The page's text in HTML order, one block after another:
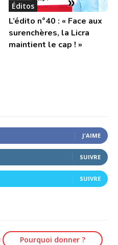
Éditos
L’édito n°40 : « Face aux
surenchères, la Licra
maintient le cap ! »
J'AIME
SUIVRE
SUIVRE
Pourquoi donner ?